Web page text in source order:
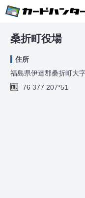
桑折町役場
住所
福島県伊達郡桑折町大
76 377 207*51